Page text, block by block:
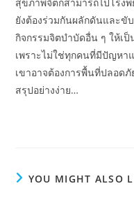
สุขภาพจิตก็สามารถไปโรง
ยังต้องร่วมกันผลักดันและขั
กิจกรรมจิตบำบัดอื่น ๆ ให้เ
เพราะไม่ใช่ทุกคนที่มีปัญหา
เขาอาจต้องการพื้นที่ปลอด
สรุปอย่างง่าย…
YOU MIGHT ALSO